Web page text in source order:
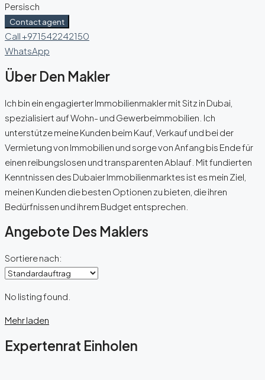
Persisch
Contact agent
Call+971542242150
WhatsApp
Über Den Makler
Ich bin ein engagierter Immobilienmakler mit Sitz in Dubai,
spezialisiert auf Wohn- und Gewerbeimmobilien. Ich
unterstütze meine Kunden beim Kauf, Verkauf und bei der
Vermietung von Immobilien und sorge von Anfang bis Ende für
einen reibungslosen und transparenten Ablauf. Mit fundierten
Kenntnissen des Dubaier Immobilienmarktes ist es mein Ziel,
meinen Kunden die besten Optionen zu bieten, die ihren
Bedürfnissen und ihrem Budget entsprechen.
Angebote Des Maklers
Sortiere nach:
No listing found.
Mehr laden
Expertenrat Einholen